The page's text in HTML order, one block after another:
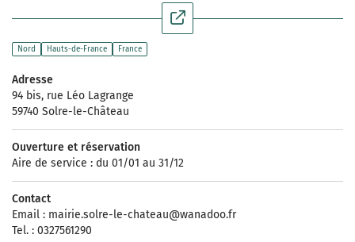
Nord Hauts-de-France France
Adresse
94 bis, rue Léo Lagrange
59740 Solre-le-Château
Ouverture et réservation
Aire de service : du 01/01 au 31/12
Contact
Email : mairie.solre-le-chateau@wanadoo.fr
Tel. : 0327561290